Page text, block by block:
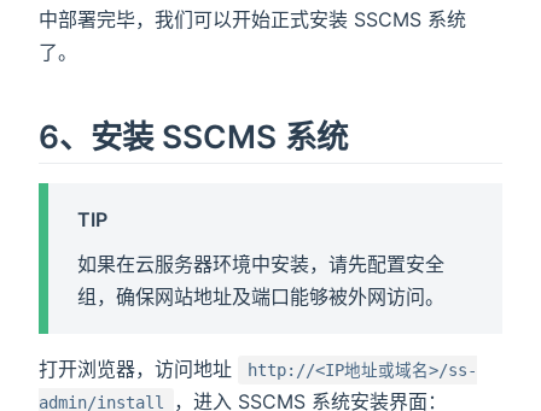
中部署完毕，我们可以开始正式安装 SSCMS 系统
了。
6、安装 SSCMS 系统
TIP
如果在云服务器环境中安装，请先配置安全
组，确保网站地址及端口能够被外网访问。
打开浏览器，访问地址
http://<IP地址或域名>/ss-
admin/install
，进入 SSCMS 系统安装界面：